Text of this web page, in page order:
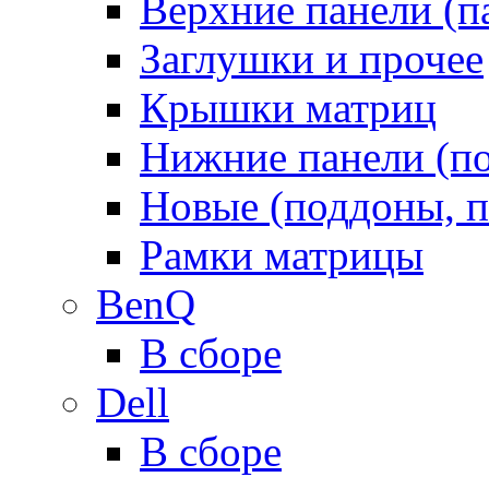
Заглушки и прочее
Крышки матриц
Нижние панели
Новые (поддоны,
Рамки матрицы
BenQ
В сборе
Dell
В сборе